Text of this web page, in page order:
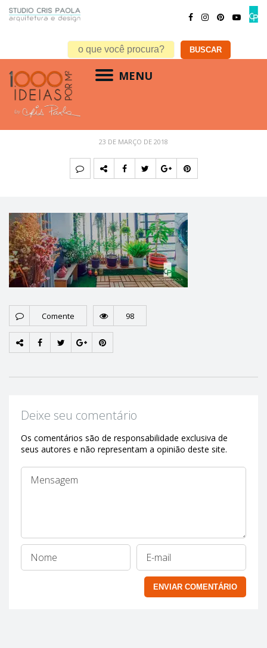
MENU
cris-paola_2018_blog_22-03
23 DE MARÇO DE 2018
Comente 98
Deixe seu comentário
Os comentários são de responsabilidade exclusiva de
seus autores e não representam a opinião deste site.